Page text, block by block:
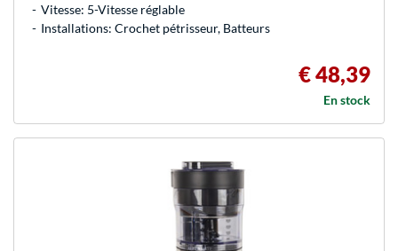
Vitesse: 5-Vitesse réglable
Installations: Crochet pétrisseur, Batteurs
€ 48,39
En stock